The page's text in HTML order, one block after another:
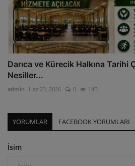
Darıca ve Kürecik Halkına Tarihi
Nesiller...
admin Haz 23, 2026 0 14B
YORUMLAR FACEBOOK YORUMLARI
İsim